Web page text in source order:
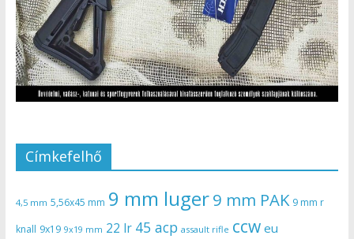
Címkefelhő
4,5 mm 5,56x45 mm 9 mm luger9 mm PAK 9 mm r
knall 9x19 9x19 mm 22 lr 45 acp assault rifle ccw eu